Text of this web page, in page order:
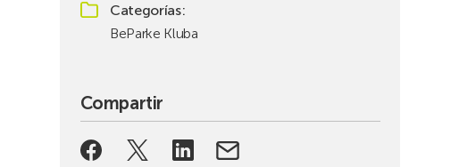
Categorías
BeParke Kluba
Compartir